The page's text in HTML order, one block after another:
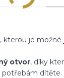
, kterou je možné
otvor, díky
potřebám dítěte.